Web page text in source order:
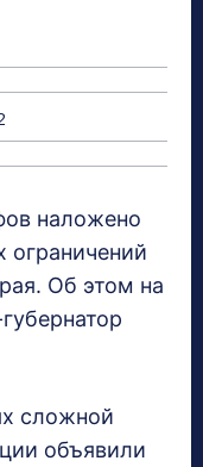
наложено
ограничений
Об этом на
сложной
объявили